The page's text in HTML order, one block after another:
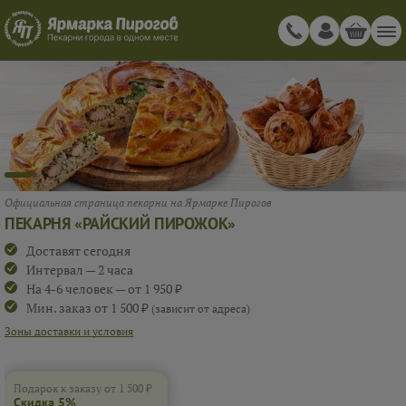
СКИДКА 5%
ПРИ ЗАКАЗЕ ОТ 1 500 ₽
RAISKIY_1
Подарок к заказу от 1 500 ₽
Скидка 5%